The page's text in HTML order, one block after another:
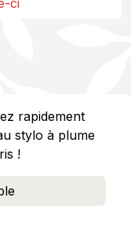
rapidement
stylo à plume
!